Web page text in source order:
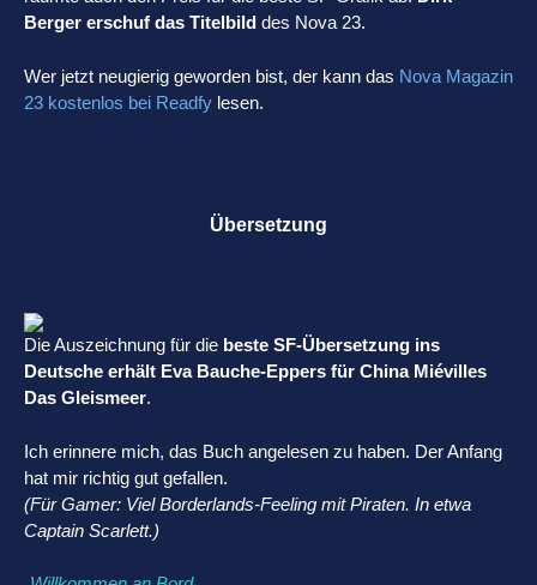
Berger erschuf das Titelbild des Nova 23.
Wer jetzt neugierig geworden bist, der kann das Nova Magazin
23 kostenlos bei Readfy lesen.
Übersetzung
Die Auszeichnung für die beste SF-Übersetzung ins
Deutsche erhält Eva Bauche-Eppers für China Miévilles
Das Gleismeer.
Ich erinnere mich, das Buch angelesen zu haben. Der Anfang
hat mir richtig gut gefallen.
(Für Gamer: Viel Borderlands-Feeling mit Piraten. In etwa
Captain Scarlett.)